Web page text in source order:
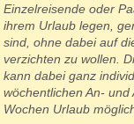
Einzelreisende oder
ihrem Urlaub legen,
sind, ohne dabei auf
verzichten zu wollen.
kann dabei ganz
wöchentlichen An-
Wochen Urlaub